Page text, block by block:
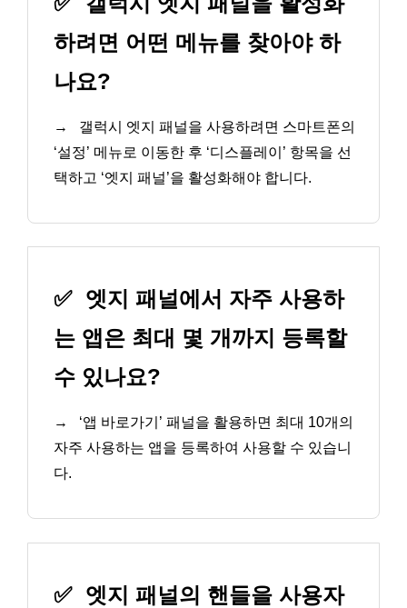
하려면 어떤 메뉴를 찾아야 하
나요?
→
갤럭시 엣지 패널을 사용하려면 스마트폰의
‘설정’ 메뉴로 이동한 후 ‘디스플레이’ 항목을 선
택하고 ‘엣지 패널’을 활성화해야 합니다.
✅ 엣지 패널에서 자주 사용하
는 앱은 최대 몇 개까지 등록할
수 있나요?
→
‘앱 바로가기’ 패널을 활용하면 최대 10개의
자주 사용하는 앱을 등록하여 사용할 수 있습니
다.
✅ 엣지 패널의 핸들을 사용자